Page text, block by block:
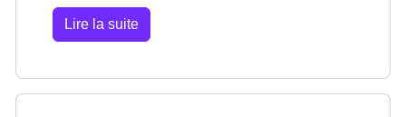
Lire la suite